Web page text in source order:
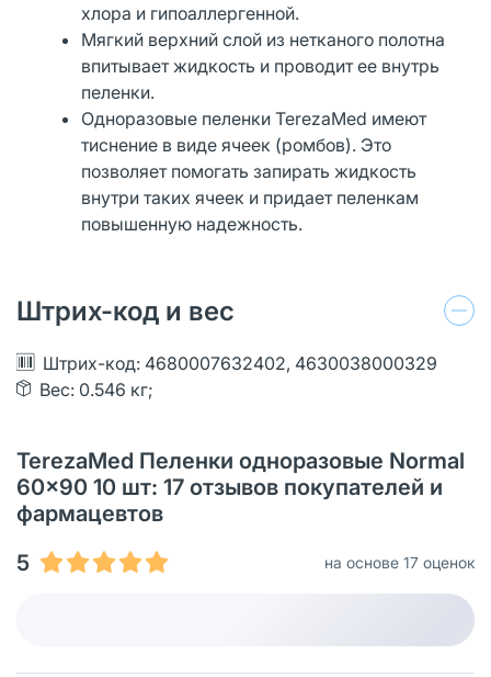
хлора и гипоаллергенной.
Мягкий верхний слой из нетканого полотна
впитывает жидкость и проводит ее внутрь
пеленки.
Одноразовые пеленки TerezaMed имеют
тиснение в виде ячеек (ромбов). Это
позволяет помогать запирать жидкость
внутри таких ячеек и придает пеленкам
повышенную надежность.
Штрих-код и вес
Штрих-код: 4680007632402, 4630038000329
Вес: 0.546 кг;
TerezaMed Пеленки одноразовые Normal
60x90 10 шт: 17 отзывов покупателей и
фармацевтов
5
на основе 17 оценок